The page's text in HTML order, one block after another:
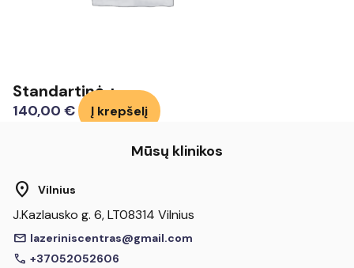
Standartinė +
140,00 € Į krepšelį
Mūsų klinikos
location_on Vilnius
J.Kazlausko g. 6, LT08314 Vilnius
mail lazeriniscentras@gmail.com
call +37052052606